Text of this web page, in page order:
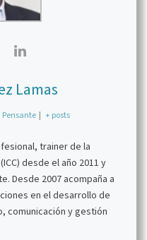
Lamas
| + posts
trainer de la
desde el año 2011 y
Desde 2007 acompaña a
en el desarrollo de
comunicación y gestión